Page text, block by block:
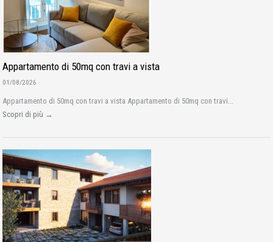
Appartamento di 50mq con travi a vista
01/08/2026
Appartamento di 50mq con travi a vista Appartamento di 50mq con travi...
Scopri di più →